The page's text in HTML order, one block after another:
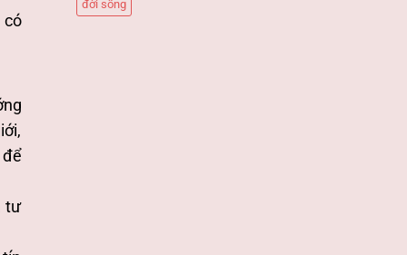
có
tư
đời sống